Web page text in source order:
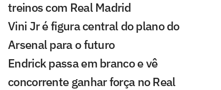
treinos com Real Madrid
Vini Jr é figura central do plano do
Arsenal para o futuro
Endrick passa em branco e vê
concorrente ganhar força no Real